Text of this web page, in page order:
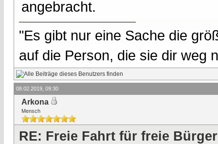
angebracht.
"Es gibt nur eine Sache die
auf die Person, die sie dir weg
08.02.2019, 09:30
Arkona
Mensch
RE: Freie Fahrt für freie Bürger